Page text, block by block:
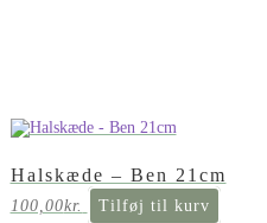
Halskæde – Ben 21cm
100,00kr. Tilføj til kurv